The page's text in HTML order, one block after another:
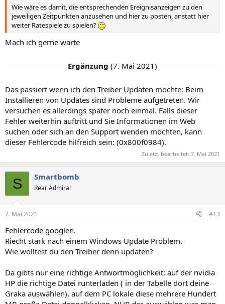
Wie wäre es damit, die entsprechenden Ereignisanzeigen zu den
jeweiligen Zeitpunkten anzusehen und hier zu posten, anstatt hier
weiter Ratespiele zu spielen?
Mach ich gerne warte
Ergänzung (7. Mai 2021)
Das passiert wenn ich den Treiber Updaten möchte: Beim
Installieren von Updates sind Probleme aufgetreten. Wir
versuchen es allerdings später noch einmal. Falls dieser
Fehler weiterhin auftritt und Sie Informationen im Web
suchen oder sich an den Support wenden möchten, kann
dieser Fehlercode hilfreich sein: (0x800f0984).
Zuletzt bearbeitet: 7. Mai 2021
S Smartbomb
Rear Admiral
7. Mai 2021 #13
Fehlercode googlen.
Riecht stark nach einem Windows Update Problem.
Wie wolltest du den Treiber denn updaten?
Da gibts nur eine richtige Antwortmöglichkeit: auf der nvidia
HP die richtige Datei runterladen ( in der Tabelle dort deine
Graka auswählen), auf dem PC lokale diese mehrere Hundert